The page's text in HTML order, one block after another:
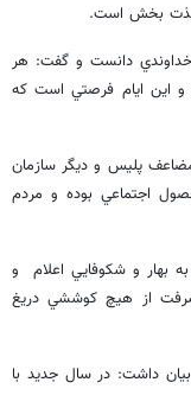
لذت بخش است.
خداوندي دانست و گفت: هر
و اين ايام فرصتي است كه
پليس و ديگر سازمان
اجتماعي بوده و مردم
بهار و شكوفايي اعلام و
از هيچ كوششي دريغ
كرد و بیان داشت: در سال جديد با